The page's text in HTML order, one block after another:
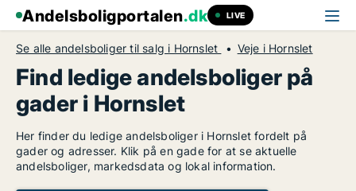
Andelsboligportalen.dk LIVE
Se alle andelsboliger til salg i Hornslet Veje i Hornslet
Find ledige andelsboliger på
gader i Hornslet
Her finder du ledige andelsboliger i Hornslet fordelt på
gader og adresser. Klik på en gade for at se aktuelle
andelsboliger, markedsdata og lokal information.